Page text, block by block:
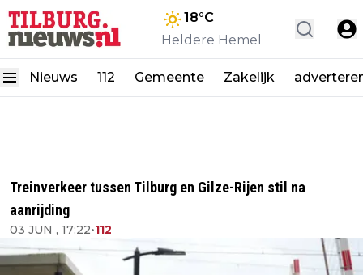
18°C
Heldere Hemel
Nieuws 112 Gemeente Zakelijk
Treinverkeer tussen Tilburg en Gilze-Rijen stil na
aanrijding
03 JUN , 17:22•112